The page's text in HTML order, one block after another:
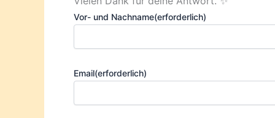
Vor- und Nachname(erforderlich)
Email(erforderlich)